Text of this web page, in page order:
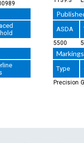
ASDA
5500
Type
Precision